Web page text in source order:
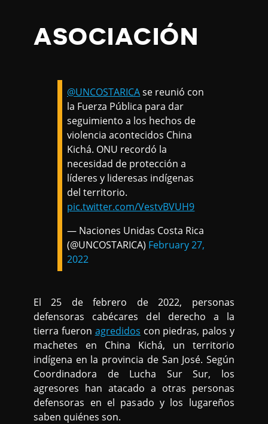
ASOCIACIÓN
@UNCOSTARICAse reunió con
la Fuerza Pública para dar
seguimiento a los hechos de
violencia acontecidos China
Kichá. ONU recordó la
necesidad de protección a
líderes y lideresas indígenas
del territorio.
pic.twitter.com/VestvBVUH9
— Naciones Unidas Costa Rica
(@UNCOSTARICA) February 27,
2022
El 25 de febrero de 2022, personas
defensoras cabécares del derecho a la
tierra fueron agredidos con piedras, palos y
machetes en China Kichá, un territorio
indígena en la provincia de San José. Según
Coordinadora de Lucha Sur Sur, los
agresores han atacado a otras personas
defensoras en el pasado y los lugareños
saben quiénes son.